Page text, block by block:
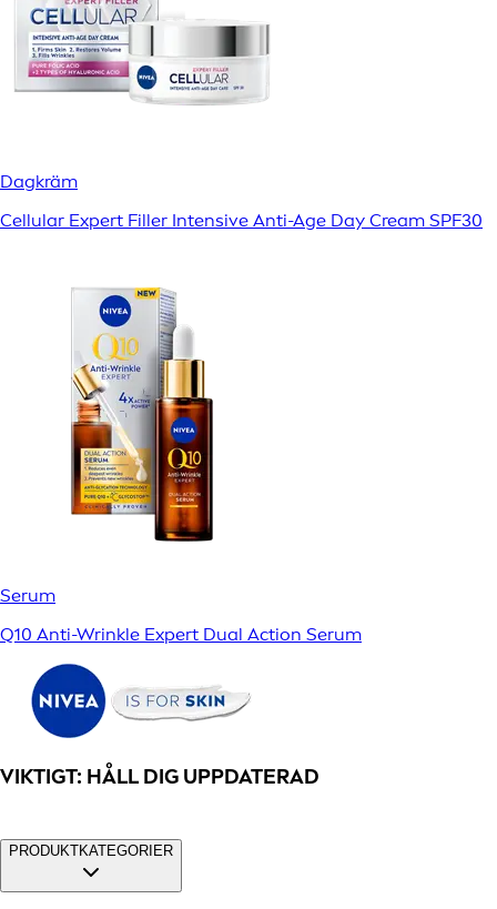
Dagkräm
Cellular Expert Filler Intensive Anti-Age Day Cream SPF30
Serum
Q10 Anti-Wrinkle Expert Dual Action Serum
VIKTIGT: HÅLL DIG UPPDATERAD
PRODUKTKATEGORIER